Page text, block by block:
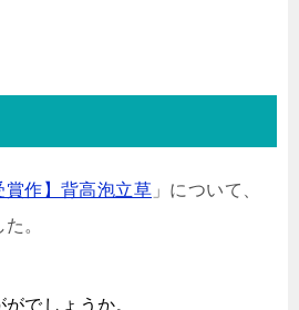
賞作】背高泡立草 」について、
。
でしょうか。